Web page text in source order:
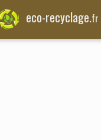
eco-recyclage.fr